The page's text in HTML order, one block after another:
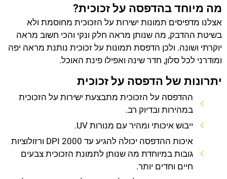
מה מיוחד בהדפסה על זכוכית?
אצלנו מדפיסים תמונות ישירות על הזכוכית מחוסמת ולא
בשיטת ההדבק, מה שנותן מראה חלק ונקי והכי חשוב מראה
יוקרתי ושונה. ולכן הדפסת תמונות על זכוכית נותנת מראה יפה
ומודרני לכל סלון, חדר שינה ואפילו פינת האוכל.
יתרונות של הדפסה על זכוכית
ההדפסה על הזכוכית מתבצעת ישירות על הזכוכית
במהירות ובדיוק רב.
ייבוש איכותי ומהיר עם מנורות UV.
איכות ההדפסה יכולה להגיע עד 2000 DPI ורזולוציות
גובות במיוחדת מה שנותן לתמונת הזכוכית צבעים
חיים וחדים יותר.